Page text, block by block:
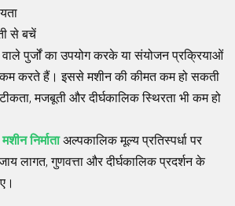
से बचें
वाले पुर्जों का उपयोग करके या संयोजन प्रक्रियाओं
करते हैं। इससे मशीन की कीमत कम हो सकती
मजबूती और दीर्घकालिक स्थिरता भी कम हो
निर्माताअल्पकालिक मूल्य प्रतिस्पर्धा पर
लागत, गुणवत्ता और दीर्घकालिक प्रदर्शन के